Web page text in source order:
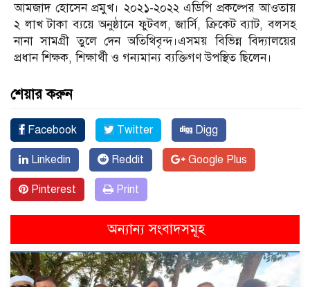
আমজাদ হোসেন প্রমুখ। ২০২১-২০২২ এডিপি প্রকল্পের আওতায়
২ লাখ টাকা ব্যয়ে অনুষ্ঠানে ফুটবল, জার্সি, ক্রিকেট ব্যাট, বলসহ
নানা সামগ্রী তুলে দেন অতিথিবৃন্দ।এসময় বিভিন্ন বিদ্যালয়ের
প্রধান শিক্ষক, শিক্ষার্থী ও গন্যমান্য ব্যক্তিগণ উপস্থিত ছিলেন।
শেয়ার করুন
Facebook Twitter Digg
Linkedin Reddit Google Plus
Pinterest Print
অন্যান্য সংবাদসমূহ